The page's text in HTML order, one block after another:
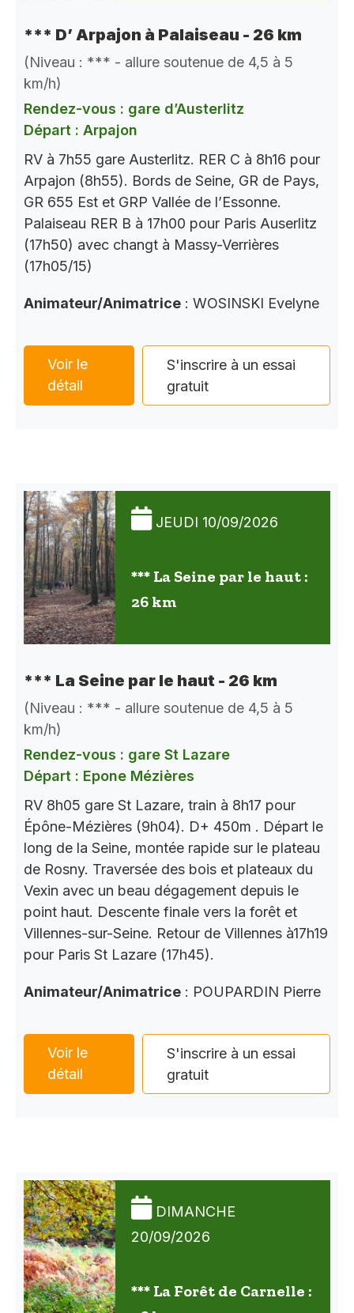
*** D’ Arpajon à Palaiseau - 26 km
(Niveau : *** - allure soutenue de 4,5 à 5
km/h)
Rendez-vous : gare d’Austerlitz
Départ : Arpajon
RV à 7h55 gare Austerlitz. RER C à 8h16 pour
Arpajon (8h55). Bords de Seine, GR de Pays,
GR 655 Est et GRP Vallée de l’Essonne.
Palaiseau RER B à 17h00 pour Paris Auserlitz
(17h50) avec changt à Massy-Verrières
(17h05/15)
Animateur/Animatrice : WOSINSKI Evelyne
Voir le
détail
S'inscrire à un essai
gratuit
JEUDI 10/09/2026
*** La Seine par le haut :
26 km
*** La Seine par le haut - 26 km
(Niveau : *** - allure soutenue de 4,5 à 5
km/h)
Rendez-vous : gare St Lazare
Départ : Epone Mézières
RV 8h05 gare St Lazare, train à 8h17 pour
Épône-Mézières (9h04). D+ 450m . Départ le
long de la Seine, montée rapide sur le plateau
de Rosny. Traversée des bois et plateaux du
Vexin avec un beau dégagement depuis le
point haut. Descente finale vers la forêt et
Villennes-sur-Seine. Retour de Villennes à17h19
pour Paris St Lazare (17h45).
Animateur/Animatrice : POUPARDIN Pierre
Voir le
détail
S'inscrire à un essai
gratuit
DIMANCHE
20/09/2026
*** La Forêt de Carnelle :